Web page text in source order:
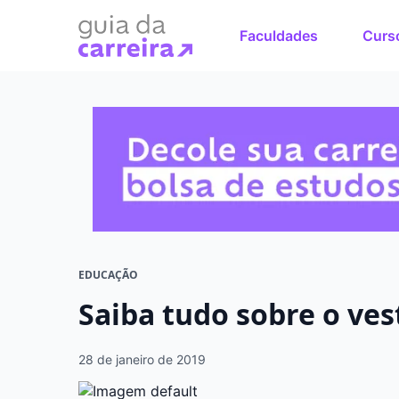
Faculdades
EDUCAÇÃO
Saiba tudo sobre o
28 de janeiro de 2019
Faça o
Encontre bolsas